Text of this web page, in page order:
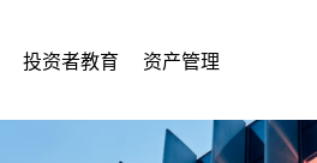
投资者教育 资产管理